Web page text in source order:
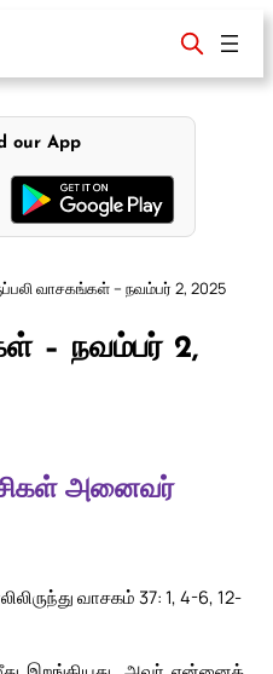
our App
வாசகங்கள் – நவம்பர் 2, 2025
– நவம்பர் 2,
அனைவர்
வாசகம் 37: 1, 4-6, 12-